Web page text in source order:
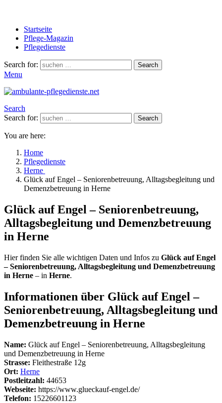
Startseite
Pflege-Magazin
Pflegedienste
Search for: Search
Menu
Search
Search for:
Search
You are here:
Home
Pflegedienste
Herne
Glück auf Engel – Seniorenbetreuung, Alltagsbegleitung und
Demenzbetreuung in Herne
Glück auf Engel – Seniorenbetreuung,
Alltagsbegleitung und Demenzbetreuung
in Herne
Hier finden Sie alle wichtigen Daten und Infos zu Glück auf Engel
– Seniorenbetreuung, Alltagsbegleitung und Demenzbetreuung
in Herne – in Herne.
Informationen über Glück auf Engel –
Seniorenbetreuung, Alltagsbegleitung und
Demenzbetreuung in Herne
Name: Glück auf Engel – Seniorenbetreuung, Alltagsbegleitung
und Demenzbetreuung in Herne
Strasse: Fleithestraße 12g
Ort: Herne
Postleitzahl: 44653
Webseite: https://www.glueckauf-engel.de/
Telefon: 15226601123